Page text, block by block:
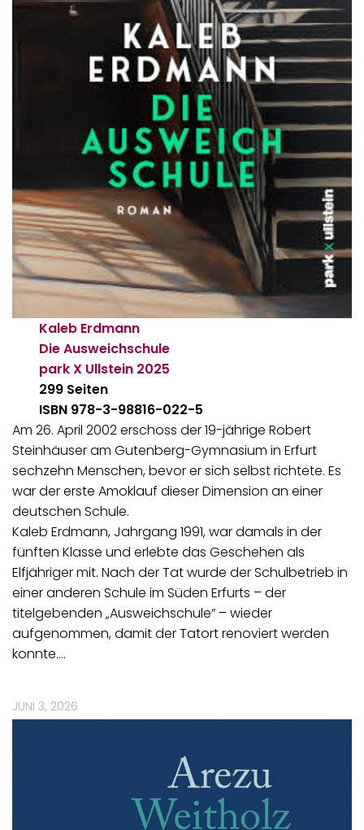
Kaleb Erdmann
Die Ausweichschule
park X Ullstein 2025
299 Seiten
ISBN 978-3-98816-022-5
Am 26. April 2002 erschoss der 19-jährige Robert
Steinhäuser am Gutenberg-Gymnasium in Erfurt
sechzehn Menschen, bevor er sich selbst richtete. Es
war der erste Amoklauf dieser Dimension an einer
deutschen Schule.
Kaleb Erdmann, Jahrgang 1991, war damals in der
fünften Klasse und erlebte das Geschehen als
Elfjähriger mit. Nach der Tat wurde der Schulbetrieb in
einer anderen Schule im Süden Erfurts – der
titelgebenden „Ausweichschule“ – wieder
aufgenommen, damit der Tatort renoviert werden
konnte.…
JUNI 3, 2026